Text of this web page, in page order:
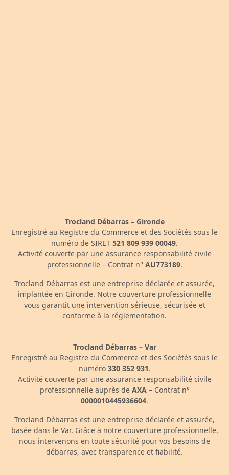
Trocland Débarras – Gironde
Enregistré au Registre du Commerce et des Sociétés sous le
numéro de SIRET 521 809 939 00049.
Activité couverte par une assurance responsabilité civile
professionnelle – Contrat n° AU773189.
Trocland Débarras est une entreprise déclarée et assurée,
implantée en Gironde. Notre couverture professionnelle
vous garantit une intervention sérieuse, sécurisée et
conforme à la réglementation.
Trocland Débarras – Var
Enregistré au Registre du Commerce et des Sociétés sous le
numéro 330 352 931.
Activité couverte par une assurance responsabilité civile
professionnelle auprès de AXA– Contrat n°
0000010445936604.
Trocland Débarras est une entreprise déclarée et assurée,
basée dans le Var. Grâce à notre couverture professionnelle,
nous intervenons en toute sécurité pour vos besoins de
débarras, avec transparence et fiabilité.